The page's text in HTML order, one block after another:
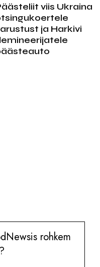
viis Ukraina
ja Harkivi
rohkem